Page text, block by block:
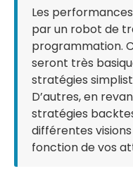
Les
par un robot de
programmation.
seront très
stratégies
D’autres, en
stratégies
différentes
fonction de vos